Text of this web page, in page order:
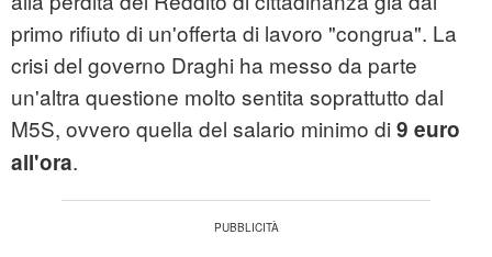
primo rifiuto di un'offerta di lavoro "congrua". La
crisi del governo Draghi ha messo da parte
un'altra questione molto sentita soprattutto dal
M5S, ovvero quella del salario minimo di 9 euro
all'ora.